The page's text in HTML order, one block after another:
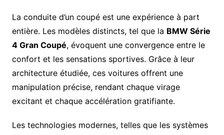
La conduite d’un coupé est une expérience à part
entière. Les modèles distincts, tel que la BMW Série
4 Gran Coupé, évoquent une convergence entre le
confort et les sensations sportives. Grâce à leur
architecture étudiée, ces voitures offrent une
manipulation précise, rendant chaque virage
excitant et chaque accélération gratifiante.
Les technologies modernes, telles que les systèmes